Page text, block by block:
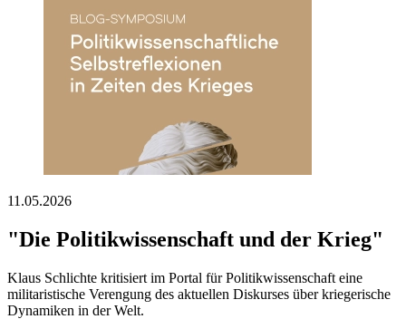
11.05.2026
"Die Politikwissenschaft und der Krieg"
Klaus Schlichte kritisiert im Portal für Politikwissenschaft eine
militaristische Verengung des aktuellen Diskurses über kriegerische
Dynamiken in der Welt.